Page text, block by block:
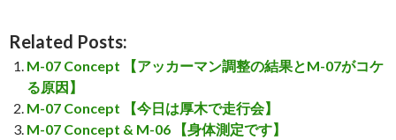
Related Posts:
M-07 Concept 【アッカーマン調整の結果とM-07がコケ
る原因】
M-07 Concept 【今日は厚木で走行会】
M-07 Concept & M-06 【身体測定です】